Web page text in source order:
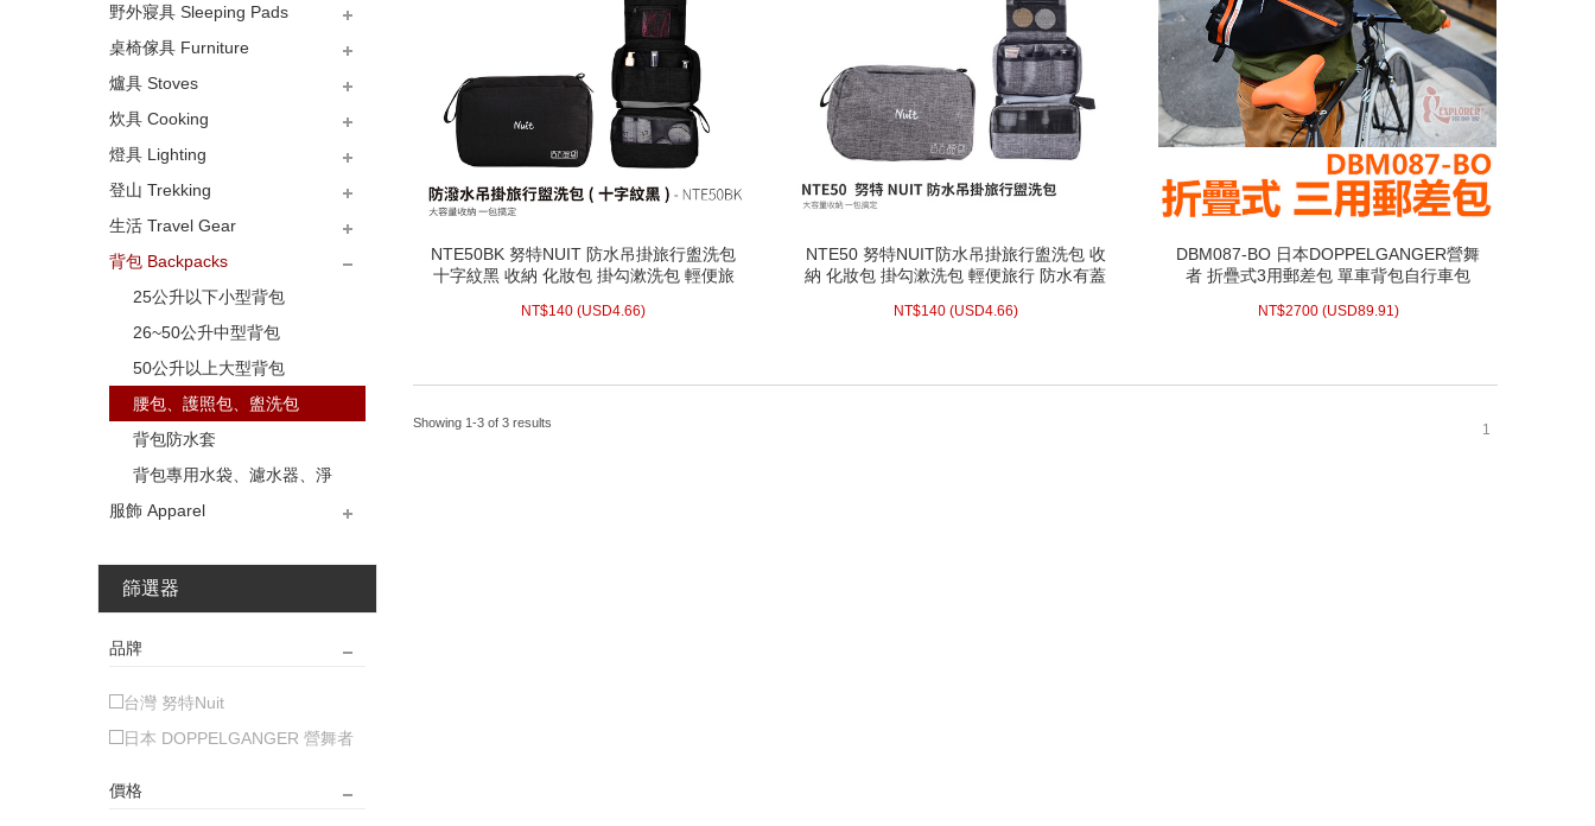
貼、拉鍊頭、橄欖扣、插
銷、銅釦
天然羽毛、羊毛
羽絨、鴨絨、鵝絨
人造纖維、人造蠶絲
毛毯、睡袋內套、露宿袋
兒童睡袋
野外寢具 Sleeping Pads
鋁箔墊、野餐墊-小帳篷
鋁箔墊、野餐墊-中帳篷
鋁箔墊、野餐墊-大帳篷
枕頭、充氣枕
充氣床、自動充氣睡墊
床包-S、M
床包-L
床包-XL
手壓幫浦、電動幫浦
桌椅傢具 Furniture
蛋捲桌、折合桌
料理桌、櫥櫃組
折疊椅、導演椅、休閒椅
圍爐桌、吊鍋架
加掛類-餐廚網、垃圾、冰箱
架
加掛類-桌椅布、桌下網、電
扇
行軍床、吊床
爐具 Stoves
烤肉架、焚火台、暖爐
卡式、登山、汽化爐
爐具加掛類-爐架、鍋架、擋
風板
烤具加掛類-烤肉架、焚火台
加掛
耗材類-燃料、生火、瓦斯油
桶瓶
炊具 Cooking
鑄鐵鍋、鑄鐵炊具、琺瑯類
鈦合金炊、鍋、壺、杯、盤
不銹鋼炊、鍋、壺、杯、盤
鋁合金炊、鍋、壺、杯、盤
餐具類-筷、叉、匙、刀、環
保餐具
創意料理工具
電冰箱桶袋、水箱桶袋、冰
磚
耗材類-隔熱手套、蛋盒
專館-美國Nalgene水壺
專館-美國Klean kanteen水
壺
專館-美國CAMELBAK水壺
燈具 Lighting
LED頭燈、手電筒
LED露營燈、電子燈
瓦斯燈、汽化燈、耗材
燈架、燈勾
登山 Trekking
登山杖、拐杖、冰爪
斧、鏟、圓鍬、鋸子
直刀、瑞士刀、折疊刀
求生急難-緊急毯、口哨
求生急難-名片刀組
求生急難-救命工具
辨位工具、電腦錶
生活 Travel Gear
防水袋、雨衣褲鞋、綁腿
移動電源、延長線
傘、傘旗座
聯名商品、LOGO貼紙
進口車頂架、箱安裝
背包 Backpacks
25公升以下小型背包
26~50公升中型背包
50公升以上大型背包
腰包、護照包、盥洗包
背包防水套
背包專用水袋、濾水器、淨
水錠
服飾 Apparel
篩選器
品牌
台灣 努特Nuit
日本 DOPPELGANGER 營舞者
價格
NTE50BK 努特NUIT 防水吊掛旅行盥洗包
十字紋黑 收納 化妝包 掛勾漱洗包 輕便旅
NT$140 (USD4.66)
NTE50BK 努特NUIT 防水吊掛旅行盥洗包
十字紋黑 收納 化妝包 掛勾漱洗包 輕便旅
行 防水有蓋防潑水 懸掛
NTE50 努特NUIT防水吊掛旅行盥洗包 收
納 化妝包 掛勾漱洗包 輕便旅行 防水有蓋
NT$140(USD4.66)
NTE50 努特NUIT防水吊掛旅行盥洗包 收
納 化妝包 掛勾漱洗包 輕便旅行 防水有蓋
防潑水 懸掛
DBM087-BO 日本DOPPELGANGER營舞
者 折疊式3用郵差包 單車背包自行車包
NT$2700(USD89.91)
prev
next
DBM087-BO 日本DOPPELGANGER營舞
者 折疊式3用郵差包 單車背包自行車包
MTB/BMX/小折/淑女車
Showing 1-3 of 3 results 1